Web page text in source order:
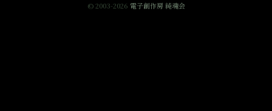
© 2003-2026 電子創作房 純魂会